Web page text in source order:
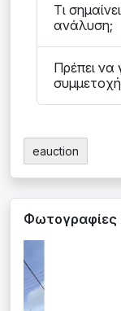
Τι
ανάλυση;
Πρέπει να
eauction
Φωτογραφίες